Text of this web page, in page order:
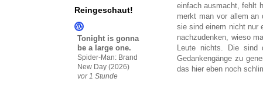
einfach ausmacht, fehlt
merkt man vor allem an
sie sind einem nicht nur
nachzudenken, wieso
Leute nichts. Die sind
Gedankengänge zu
das hier eben noch
Reingeschaut!
Tonight is gonna
be a large one.
Spider-Man: Brand
New Day (2026)
vor 1 Stunde